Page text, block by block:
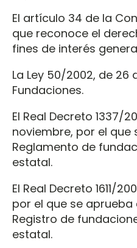
El artículo 34 de la
que reconoce el
fines de interés
La Ley 50/2002, de 26
Fundaciones.
El Real Decreto 1337/
noviembre, por el que
Reglamento de
estatal.
El Real Decreto 1611/
por el que se aprueba
Registro de
estatal.